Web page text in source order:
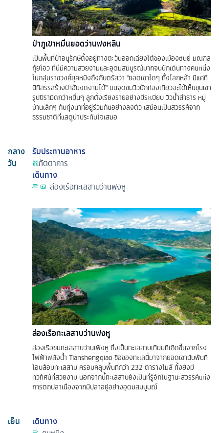
ป่าภูเขาหมื่นยอดว่านฟงหลิน
เป็นพื้นที่ป่าอนุรักษ์ตั้งอยู่ทางตะวันออกเฉียงใต้ของเมืองซินยี่ มณฑล
กุ้ยโจว ที่นี่มีความสวยงามและอุดมสมบูรณ์มากจนนักเดินทางคนหนึ่ง
ในกลุ่มราชวงศ์ยุคหมิงถึงกับตรัสว่า "ยอดเขาใดๆ ทั้งโลกหล้า มีแค่ที่
นี่ที่สรรสร้างป่าอันงดงามได้" บนจุดชมวิวนักท่องเที่ยวจะได้เห็นขุนเขา
รูปปิรามิดกว่าหมื่นๆ ลูกตั้งเรียงรายอย่างมีระเบียบ วิวน้ำลำธาร หมู่
บ้านเล็กๆ กับทุ่งนาที่อยู่ร่วมกันอย่างลงตัว เสมือนเป็นสวรรค์จาก
ธรรมชาติที่แลดูน่าประทับใจเสมอ
กลาง
วัน
รับประทานอาหาร
ภัตตาคาร
เดินทาง
ล่องเรือทะเลสาบว่านฟงหู
ล่องเรือทะเลสาบว่านฟงหู
ล่องเรือชมทะเลสาบว่านเฟิงหู ซึ่งเป็นทะเลสาบเทียมที่เกิดขึ้นจากโรง
ไฟฟ้าพลังน้ำ Tianshengqiao ชื่อของทะเลนี้มาจากยอดเขานับพันที่
โอบล้อมทะเลสาบ ครอบคลุมพื้นที่กว่า 232 ตารางไมล์ ทั้งยังมี
ทิวทัศน์ที่สวยงาม นอกจากนี้ทะเลสาบยังเป็นที่รู้จักในฐานะสวรรค์แห่ง
การตกปลาเนื่องจากมีปลาอยู่อย่างอุดมสมบูนณ์
เย็น
เดินทาง